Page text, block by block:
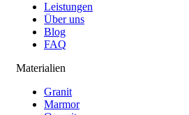
Leistungen
Über uns
Blog
FAQ
Materialien
Granit
Marmor